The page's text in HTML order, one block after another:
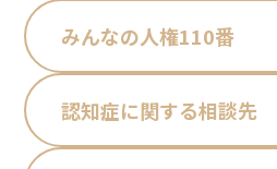
みんなの人権110番
認知症に関する相談先